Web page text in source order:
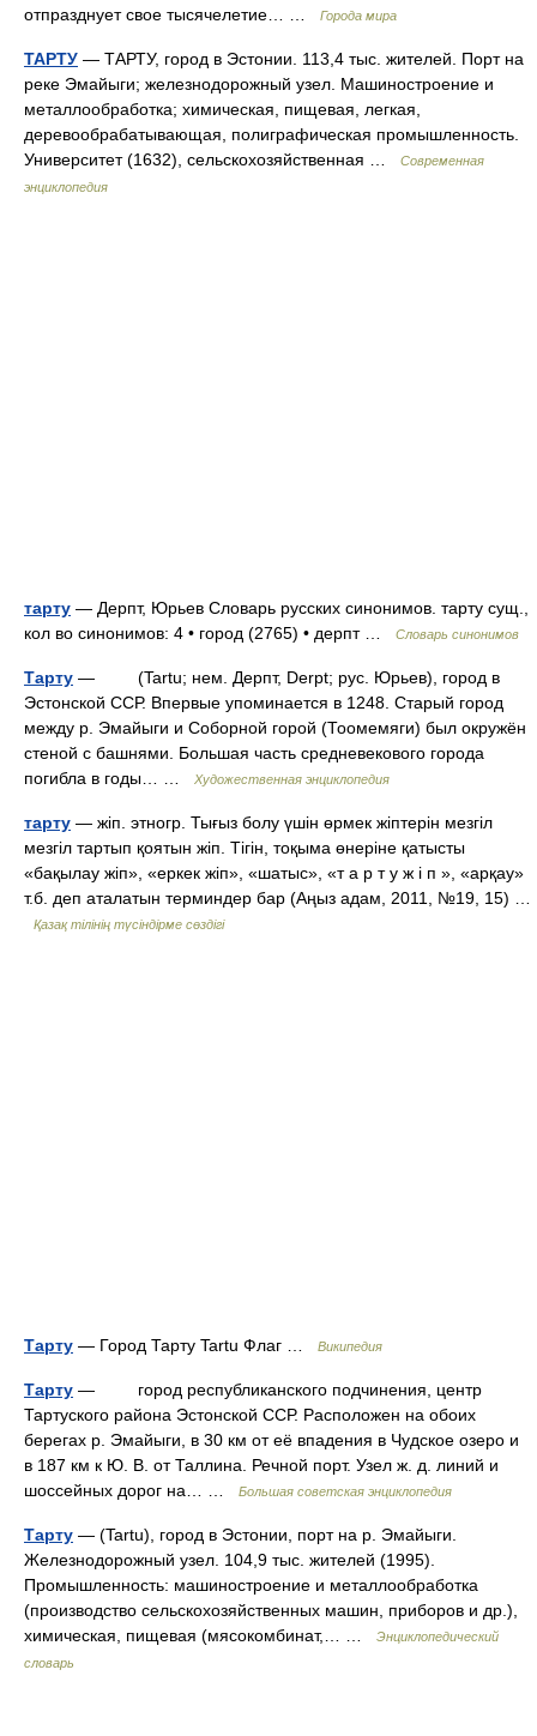
отпразднует свое тысячелетие… …
Города мира
ТАРТУ — ТАРТУ, город в Эстонии. 113,4 тыс. жителей. Порт на
реке Эмайыги; железнодорожный узел. Машиностроение и
металлообработка; химическая, пищевая, легкая,
деревообрабатывающая, полиграфическая промышленность.
Университет (1632), сельскохозяйственная …
Современная
энциклопедия
тарту — Дерпт, Юрьев Словарь русских синонимов. тарту сущ.,
кол во синонимов: 4 • город (2765) • дерпт …
Словарь синонимов
Тарту — (Tartu; нем. Дерпт, Derpt; рус. Юрьев), город в
Эстонской ССР. Впервые упоминается в 1248. Старый город
между р. Эмайыги и Соборной горой (Тоомемяги) был окружён
стеной с башнями. Большая часть средневекового города
погибла в годы… …
Художественная энциклопедия
тарту — жіп. этногр. Тығыз болу үшін өрмек жіптерін мезгіл
мезгіл тартып қоятын жіп. Тігін, тоқыма өнеріне қатысты
«бақылау жіп», «еркек жіп», «шатыс», «т а р т у ж і п », «арқау»
т.б. деп аталатын терминдер бар (Аңыз адам, 2011, №19, 15) …
Қазақ тілінің түсіндірме сөздігі
Тарту — Город Тарту Tartu Флаг … Википедия
Тарту — город республиканского подчинения, центр
Тартуского района Эстонской ССР. Расположен на обоих
берегах р. Эмайыги, в 30 км от её впадения в Чудское озеро и
в 187 км к Ю. В. от Таллина. Речной порт. Узел ж. д. линий и
шоссейных дорог на… …
Большая советская энциклопедия
Тарту — (Tartu), город в Эстонии, порт на р. Эмайыги.
Железнодорожный узел. 104,9 тыс. жителей (1995).
Промышленность: машиностроение и металлообработка
(производство сельскохозяйственных машин, приборов и др.),
химическая, пищевая (мясокомбинат,… …
Энциклопедический
словарь